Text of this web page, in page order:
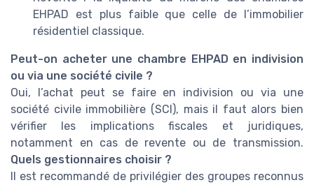
EHPAD est plus faible que celle de l’immobilier
résidentiel classique.
Peut-on acheter une chambre EHPAD en indivision
ou via une société civile ?
Oui, l’achat peut se faire en indivision ou via une
société civile immobilière (SCI), mais il faut alors bien
vérifier les implications fiscales et juridiques,
notamment en cas de revente ou de transmission.
Quels gestionnaires choisir ?
Il est recommandé de privilégier des groupes reconnus